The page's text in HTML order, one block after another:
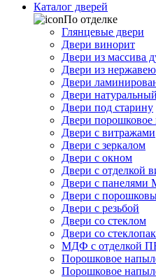
Каталог дверей
По отделке
Глянцевые двери
Двери винорит
Двери из массива
Двери из
Двери
Двери
Двери под старину
Двери
Двери с витражами
Двери с зеркалом
Двери с окном
Двери с отделкой
Двери с
Двери с
Двери с резьбой
Двери со стеклом
Двери со
МДФ с отделкой
Порошковое
Порошковое